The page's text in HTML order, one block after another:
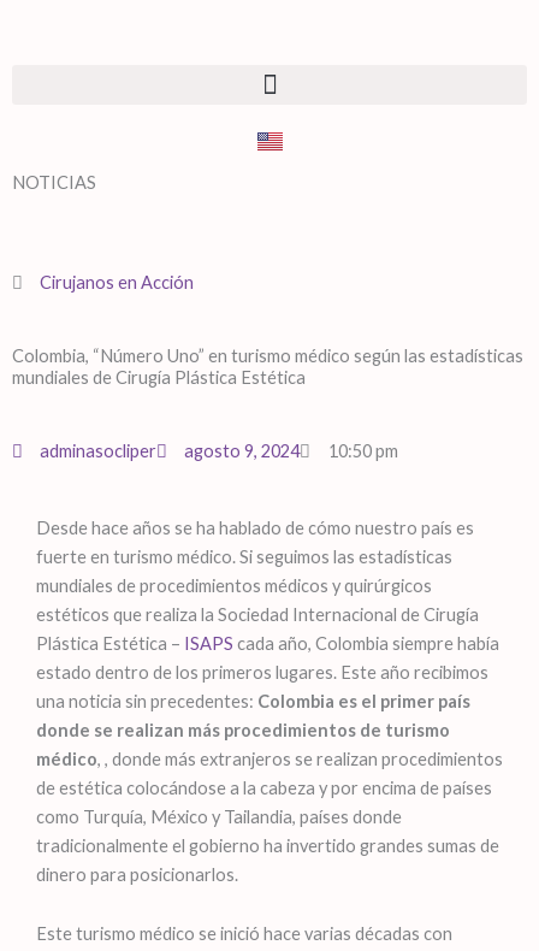
NOTICIAS
Cirujanos en Acción
Colombia, “Número Uno” en turismo médico según las estadísticas
mundiales de Cirugía Plástica Estética
adminasocliper agosto 9, 2024 10:50 pm
Desde hace años se ha hablado de cómo nuestro país es
fuerte en turismo médico. Si seguimos las estadísticas
mundiales de procedimientos médicos y quirúrgicos
estéticos que realiza la Sociedad Internacional de Cirugía
Plástica Estética – ISAPS cada año, Colombia siempre había
estado dentro de los primeros lugares. Este año recibimos
una noticia sin precedentes: Colombia es el primer país
donde se realizan más procedimientos de turismo
médico, , donde más extranjeros se realizan procedimientos
de estética colocándose a la cabeza y por encima de países
como Turquía, México y Tailandia, países donde
tradicionalmente el gobierno ha invertido grandes sumas de
dinero para posicionarlos.
Este turismo médico se inició hace varias décadas con